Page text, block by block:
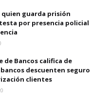
quien guarda prisión
por presencia policial
Bancos califica de
descuenten seguro
clientes